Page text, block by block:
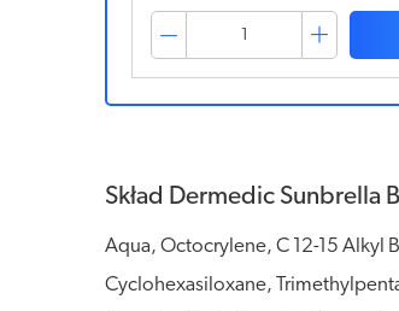
Skład Dermedic Sunbrella
Aqua, Octocrylene, C 12-15
Cyclohexasiloxane,